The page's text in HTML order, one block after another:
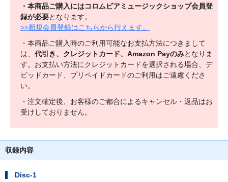
・本商品ご購入にはコロムビアミュージックショップ会員登
録が必要となります。
>>新規会員登録はこちらから行えます。
・本商品ご購入時のご利用可能なお支払方法につきまして
は、 代引き、クレジットカード、Amazon Payのみとなりま
す。お支払い方法にクレジットカードを選択される場合、デ
ビッドカード、プリペイドカードのご利用はご遠慮くださ
い。
・注文確定後、お客様のご都合によるキャンセル・返品はお
受けしておりません。
収録内容
Disc-1